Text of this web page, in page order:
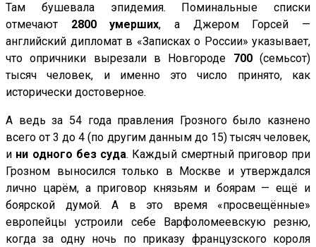
Там бушевала эпидемия. Поминальные списки
отмечают 2800 умерших, а Джером Горсей —
английский дипломат в «Записках о России» указывает,
что опричники вырезали в Hовгороде 700(семьсот)
тысяч человек, и именно это число принято, как
исторически достоверное.
А ведь за 54 года правления Грозного было казнено
всего от 3 до 4 (по другим данным до 15) тысяч человек,
и ни одного без суда. Каждый смертный приговор при
Грозном выносился только в Москве и утверждался
лично царём, а приговор князьям и боярам — ещё и
боярской думой. А в это время «просвещённые»
европейцы устроили себе Варфоломеевскую резню,
когда за одну ночь по приказу французского короля